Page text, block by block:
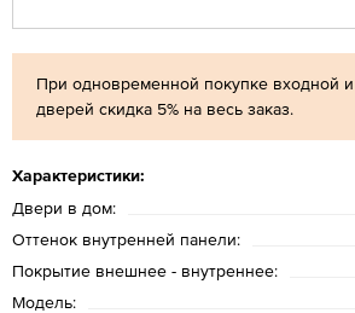
При одновременной покупке входной
дверей скидка 5% на весь заказ.
Характеристики:
Двери в дом:
Оттенок внутренней панели:
Покрытие внешнее - внутреннее:
Модель: